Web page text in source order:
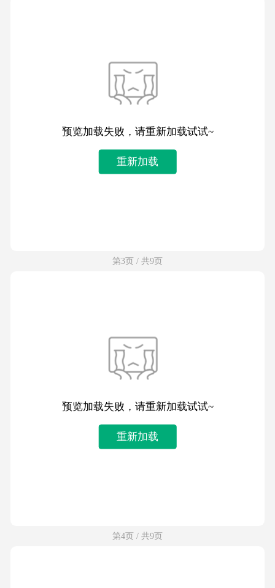
预览加载失败，请重新加载试试~
重新加载
第3页 / 共9页
预览加载失败，请重新加载试试~
重新加载
第4页 / 共9页